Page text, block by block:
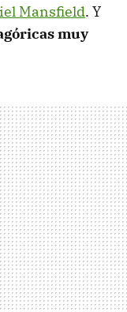
Mansfield. Y
muy